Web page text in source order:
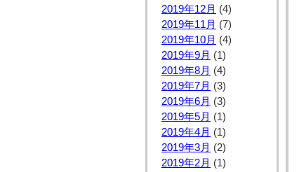
2019年12月 (4)
2019年11月 (7)
2019年10月 (4)
2019年9月 (1)
2019年8月 (4)
2019年7月 (3)
2019年6月 (3)
2019年5月 (1)
2019年4月 (1)
2019年3月 (2)
2019年2月 (1)